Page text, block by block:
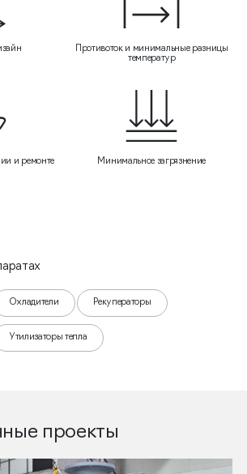
Противоток и минимальные разницы
температур
и ремонте Минимальное загрязнение
Охладители Рекуператоры
Утилизаторы тепла
проекты